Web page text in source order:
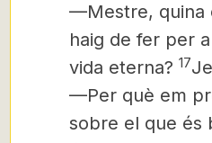
—Mestre, quina
haig de fer per
vida eterna? 17
—Per què em
sobre el que és